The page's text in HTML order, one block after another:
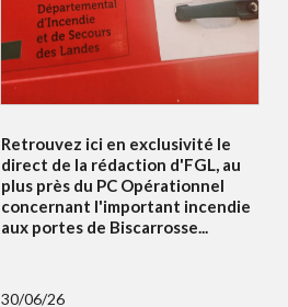
Retrouvez ici en exclusivité le
direct de la rédaction d'FGL, au
plus près du PC Opérationnel
concernant l'important incendie
aux portes de Biscarrosse...
30/06/26